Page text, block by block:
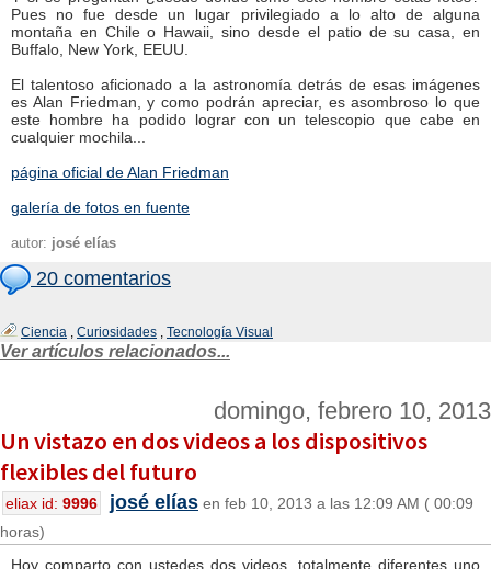
Pues no fue desde un lugar privilegiado a lo alto de alguna
montaña en Chile o Hawaii, sino desde el patio de su casa, en
Buffalo, New York, EEUU.
El talentoso aficionado a la astronomía detrás de esas imágenes
es Alan Friedman, y como podrán apreciar, es asombroso lo que
este hombre ha podido lograr con un telescopio que cabe en
cualquier mochila...
página oficial de Alan Friedman
galería de fotos en fuente
autor: josé elías
20 comentarios
Ciencia , Curiosidades , Tecnología Visual
Ver artículos relacionados...
domingo, febrero 10, 2013
Un vistazo en dos videos a los dispositivos
flexibles del futuro
eliax id: 9996 josé elías en feb 10, 2013 a las 12:09 AM ( 00:09
horas)
Hoy comparto con ustedes dos videos, totalmente diferentes uno